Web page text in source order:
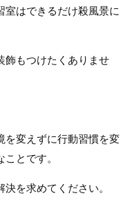
室はできるだけ殺風景に
飾もつけたくありませ
を変えずに行動習慣を変
とです。
を求めてください。